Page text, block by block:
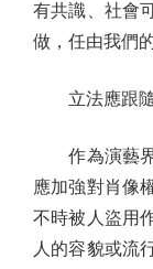
有共識、社會
做，任由我們
立法應跟隨
作為演藝界
應加強對肖像
不時被人盜用
人的容貌或流